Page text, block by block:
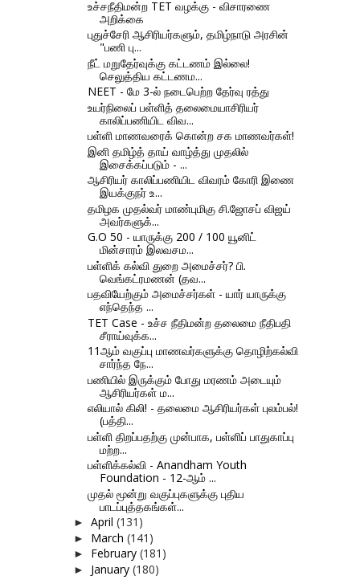
உச்சநீதிமன்ற TET வழக்கு - விசாரணை
அறிக்கை
புதுச்சேரி ஆசிரியர்களும், தமிழ்நாடு அரசின்
"பணி பு...
நீட் மறுதேர்வுக்கு கட்டணம் இல்லை!
செலுத்திய கட்டணம...
NEET - மே 3-ல் நடைபெற்ற தேர்வு ரத்து
உயர்நிலைப் பள்ளித் தலைமையாசிரியர்
காலிப்பணியிட விவ...
பள்ளி மாணவரைக் கொன்ற சக மாணவர்கள்!
இனி தமிழ்த் தாய் வாழ்த்து முதலில்
இசைக்கப்படும் - ...
ஆசிரியர் காலிப்பணியிட விவரம் கோரி இணை
இயக்குநர் உ...
தமிழக முதல்வர் மாண்புமிகு சி.ஜோசப் விஜய்
அவர்களுக்...
G.O 50 - யாருக்கு 200 / 100 யூனிட்
மின்சாரம் இலவசம...
பள்ளிக் கல்வி துறை அமைச்சர்? பி.
வெங்கட்ரமணன் (தவ...
பதவியேற்கும் அமைச்சர்கள் - யார் யாருக்கு
எந்தெந்த ...
TET Case - உச்ச நீதிமன்ற தலைமை நீதிபதி
சீராய்வுக்க...
11ஆம் வகுப்பு மாணவர்களுக்கு தொழிற்கல்வி
சார்ந்த நே...
பணியில் இருக்கும் போது மரணம் அடையும்
ஆசிரியர்கள் ம...
எலியால் கிலி! - தலைமை ஆசிரியர்கள் புலம்பல்!
(பத்தி...
பள்ளி திறப்பதற்கு முன்பாக, பள்ளிப் பாதுகாப்பு
மற்ற...
பள்ளிக்கல்வி - Anandham Youth
Foundation - 12-ஆம் ...
முதல் மூன்று வகுப்புகளுக்கு புதிய
பாடப்புத்தகங்கள்...
► April (131)
► March (141)
► February (181)
► January (180)